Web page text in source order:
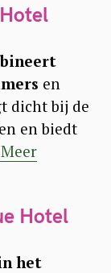
en
dicht bij de
en biedt
Meer
Hotel
het